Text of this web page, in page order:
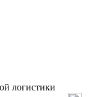
логистики